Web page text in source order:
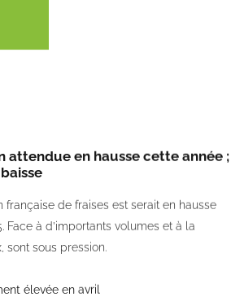
attendue en hausse cette année ;
de fraises est serait en hausse
Face à d’importants volumes et à la
sont sous pression.
élevée en avril